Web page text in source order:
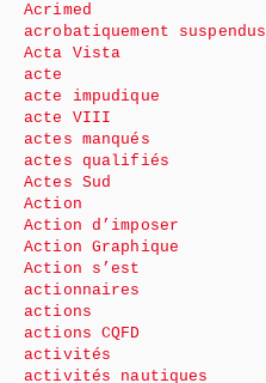
Acrimed
acrobatiquement suspendus
Acta Vista
acte
acte impudique
acte VIII
actes manqués
actes qualifiés
Actes Sud
Action
Action d’imposer
Action Graphique
Action s’est
actionnaires
actions
actions CQFD
activités
activités nautiques